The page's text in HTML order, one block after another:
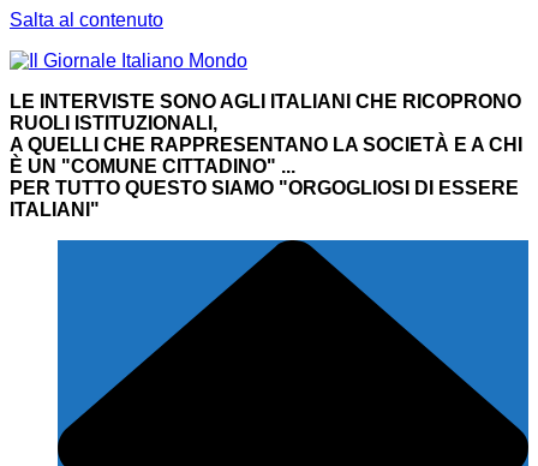
Salta al contenuto
LE INTERVISTE SONO AGLI ITALIANI CHE RICOPRONO
RUOLI ISTITUZIONALI,
A QUELLI CHE RAPPRESENTANO LA SOCIETÀ E A CHI
È UN "COMUNE CITTADINO" ...
PER TUTTO QUESTO SIAMO "ORGOGLIOSI DI ESSERE
ITALIANI"